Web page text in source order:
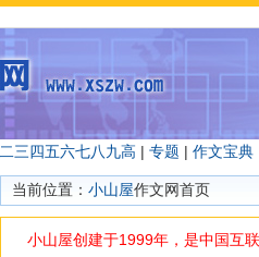
二三四五六七八九高 | 专题 | 作文宝典
当前位置： 小山屋作文网首页
小山屋创建于1999年，是中国互